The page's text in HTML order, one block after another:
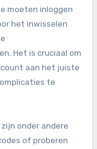
moeten inloggen
het inwisselen
Het is cruciaal om
aan het juiste
te
onder andere
of proberen